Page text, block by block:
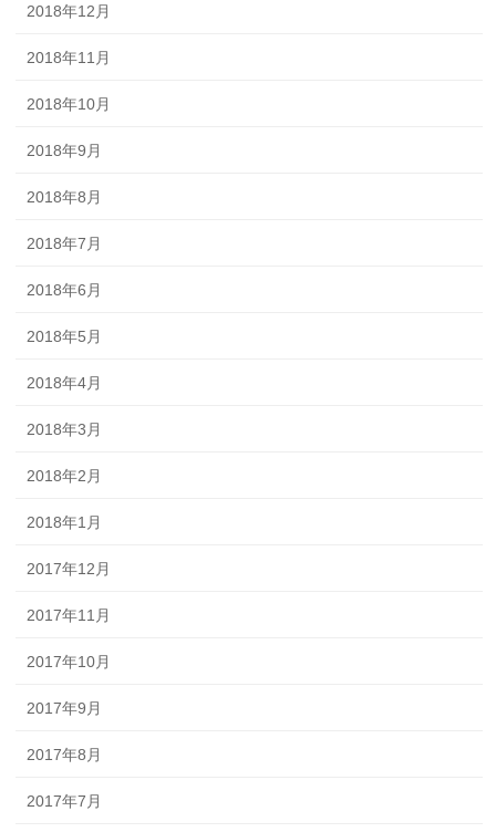
2018年12月
2018年11月
2018年10月
2018年9月
2018年8月
2018年7月
2018年6月
2018年5月
2018年4月
2018年3月
2018年2月
2018年1月
2017年12月
2017年11月
2017年10月
2017年9月
2017年8月
2017年7月